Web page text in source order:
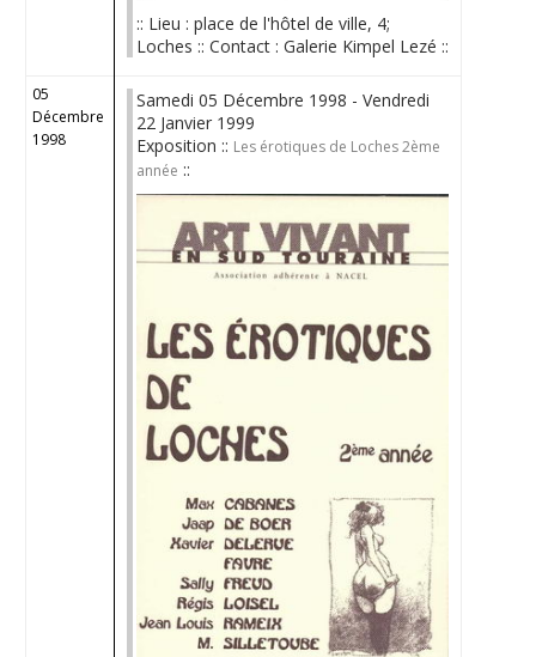
:: Lieu : place de l'hôtel de ville, 4;
Loches :: Contact : Galerie Kimpel Lezé ::
05
Décembre
1998
Samedi 05 Décembre 1998 - Vendredi
22 Janvier 1999
Exposition :: Les érotiques de Loches 2ème
année ::